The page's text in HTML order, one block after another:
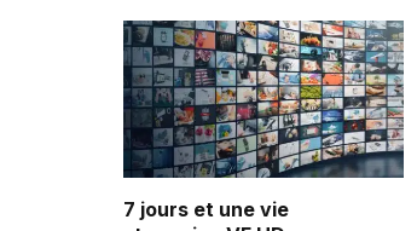
7 jours et une vie